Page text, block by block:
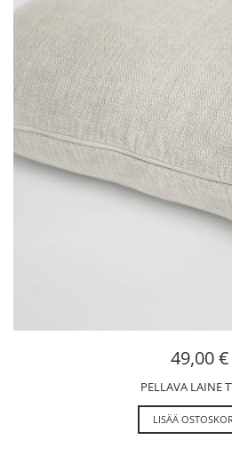
49,00€
PELLAVA LAINE
LISÄÄ